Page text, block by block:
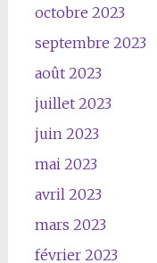
octobre 2023
septembre 2023
août 2023
juillet 2023
juin 2023
mai 2023
avril 2023
mars 2023
février 2023